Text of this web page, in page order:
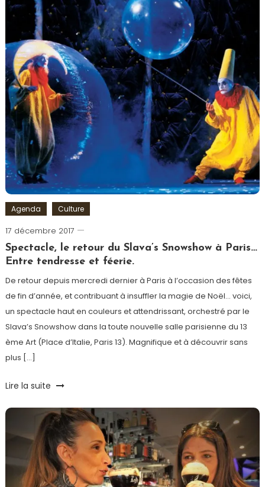
NeSpoon
Noël
Publicis
Drugstore ,
Street-
art,
Vodka
Agenda Culture
17 décembre 2017
Romain-
Paris
Spectacle, le retour du Slava’s Snowshow à Paris…
Entre tendresse et féerie.
De retour depuis mercredi dernier à Paris à l’occasion des fêtes
de fin d’année, et contribuant à insuffler la magie de Noël… voici,
un spectacle haut en couleurs et attendrissant, orchestré par le
Slava’s Snowshow dans la toute nouvelle salle parisienne du 13
ème Art (Place d’Italie, Paris 13). Magnifique et à découvrir sans
plus […]
Tagged
Noël,
Slava's
Snowshow
Spectacle,
Théâtre
Lire la suite